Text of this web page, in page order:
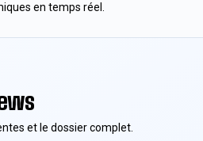
en temps réel.
et le dossier complet.